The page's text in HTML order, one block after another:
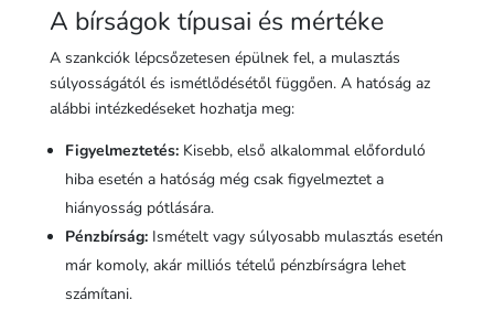
A bírságok típusai és mértéke
A szankciók lépcsőzetesen épülnek fel, a mulasztás
súlyosságától és ismétlődésétől függően. A hatóság az
alábbi intézkedéseket hozhatja meg:
Figyelmeztetés:Kisebb, első alkalommal előforduló
hiba esetén a hatóság még csak figyelmeztet a
hiányosság pótlására.
Pénzbírság:Ismételt vagy súlyosabb mulasztás esetén
már komoly, akár milliós tételű pénzbírságra lehet
számítani.